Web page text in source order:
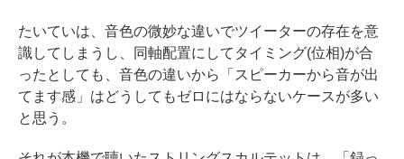
たいていは、音色の微妙な違いでツイーターの存在を意
識してしまうし、同軸配置にしてタイミング(位相)が合
ったとしても、音色の違いから「スピーカーから音が出
てます感」はどうしてもゼロにはならないケースが多い
と思う。